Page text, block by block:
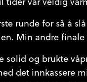
runde for så å
Min andre finale
og brukte
det innkassere